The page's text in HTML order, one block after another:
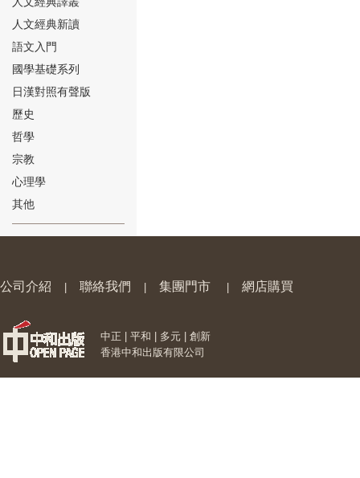
⑱
⑳
人文經典新讀
語文入門
國學基礎系列
日漢對照有聲版
歷史
哲學
宗教
心理學
其他
公司介紹 聯絡我們 集團門市 網店購買
中正 | 平和 | 多元 | 創新
香港中和出版有限公司